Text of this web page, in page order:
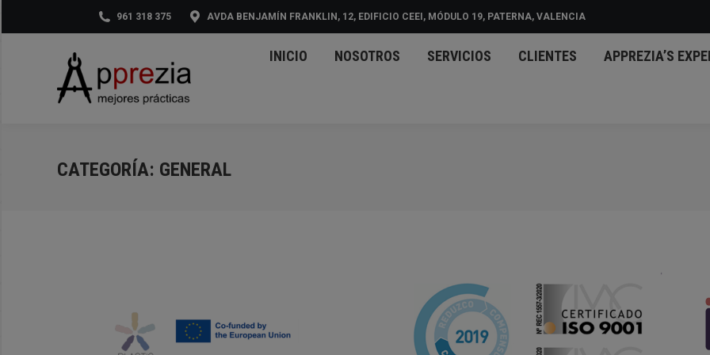
961 318 375 AVDA BENJAMÍN FRANKLIN, 12, EDIFICIO CEEI, MÓDULO 19, PATERNA, VALENCIA
INICIO NOSOTROS SERVICIOS CLIENTES APPREZIA’S
CATEGORÍA: GENERAL
INICIO NOSOTROS SERVICIOS CLIENTES